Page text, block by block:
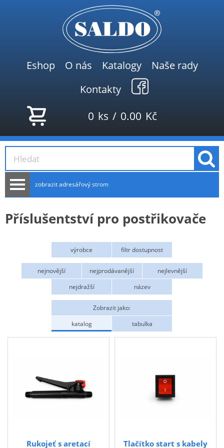
Eshop O nás Katalogy
Naše rady
Kontakty
0 ks / 0.00 Kč
zobrazit adresářový strom
NOVINKY
Plachty
Žebříky a schůdky
Stavební míchačky
Úložné boxy na nářadí
Ochranné pomůcky
Příslušentství pro postřikovače
výrobce filtr dostupnost
Procraft
Na objednání
nejnovější nejprodávanější
nejlevnější
nejdražší
název
Zobrazit jako:
katalog
tabulka
Rukojeť s aretací
Tlačítko start s kabely